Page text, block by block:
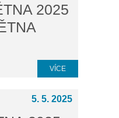
2025
VÍCE
5. 5. 2025